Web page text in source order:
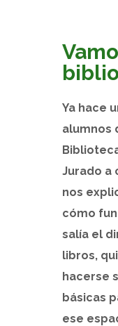
Ya hace
alumnos
Jurado a
nos
cómo
salía el
libros,
hacerse
básicas
ese